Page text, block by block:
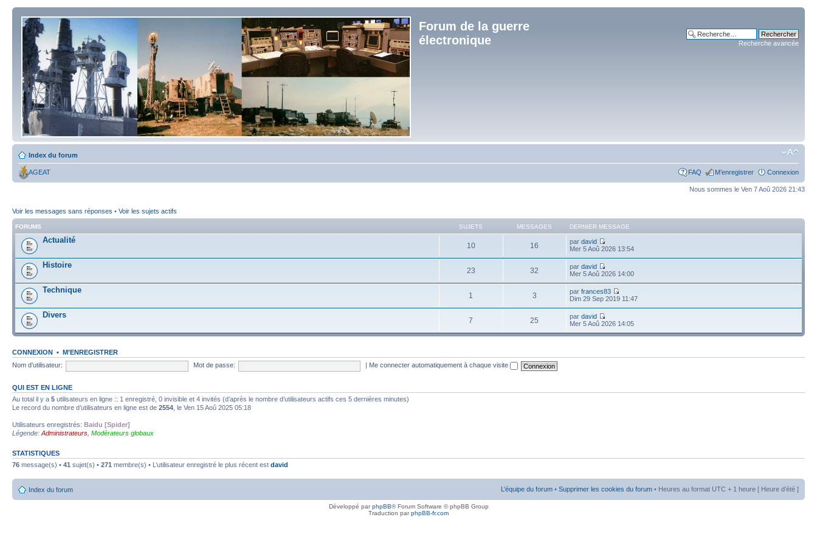
Forum de la guerre
électronique
Recherche avancée
Index du forum
AGEAT FAQ M’enregistrer Connexion
Nous sommes le Ven 7 Aoû 2026 21:43
Voir les messages sans réponses • Voir les sujets actifs
FORUMS SUJETS MESSAGES DERNIER MESSAGE
Actualité
10 16 pardavid
Mer 5 Aoû 2026 13:54
Histoire
23 32 pardavid
Mer 5 Aoû 2026 14:00
Technique
1 3 parfrances83
Dim 29 Sep 2019 11:47
Divers
7 25 pardavid
Mer 5 Aoû 2026 14:05
CONNEXION • M’ENREGISTRER
Nom d’utilisateur:
Mot de passe: Me connecter automatiquement à chaque visite
QUI EST EN LIGNE
Au total il y a 5 utilisateurs en ligne :: 1 enregistré, 0 invisible et 4 invités (d’après le nombre d’utilisateurs actifs ces 5 dernières minutes)
Le record du nombre d’utilisateurs en ligne est de 2554 , le Ven 15 Aoû 2025 05:18
Utilisateurs enregistrés: Baidu [Spider]
Légende: Administrateurs Modérateurs globaux
STATISTIQUES
76 message(s) • 41 sujet(s) • 271 membre(s) • L’utilisateur enregistré le plus récent est david
Index du forum L’équipe du forum • Supprimer les cookies du forum • Heures au format UTC + 1 heure [ Heure d’été ]
Développé parphpBB® Forum Software © phpBB Group
Traduction parphpBB-fr.com